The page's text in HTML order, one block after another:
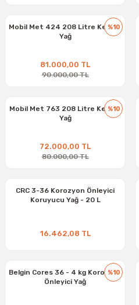
%10
Mobil Met 424 208 Litre Kesme
Yağ
81.000,00 TL
90.000,00 TL
%10
Mobil Met 763 208 Litre Kesme
Yağ
72.000,00 TL
80.000,00 TL
CRC 3-36 Korozyon Önleyici
Koruyucu Yağ - 20 L
16.462,08 TL
%10
Belgin Cores 36 - 4 kg Korozyon
Önleyici Yağ